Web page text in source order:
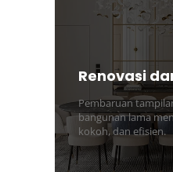
Renovasi
Pembaruan
bangunan lama
kokoh, dan efisien.